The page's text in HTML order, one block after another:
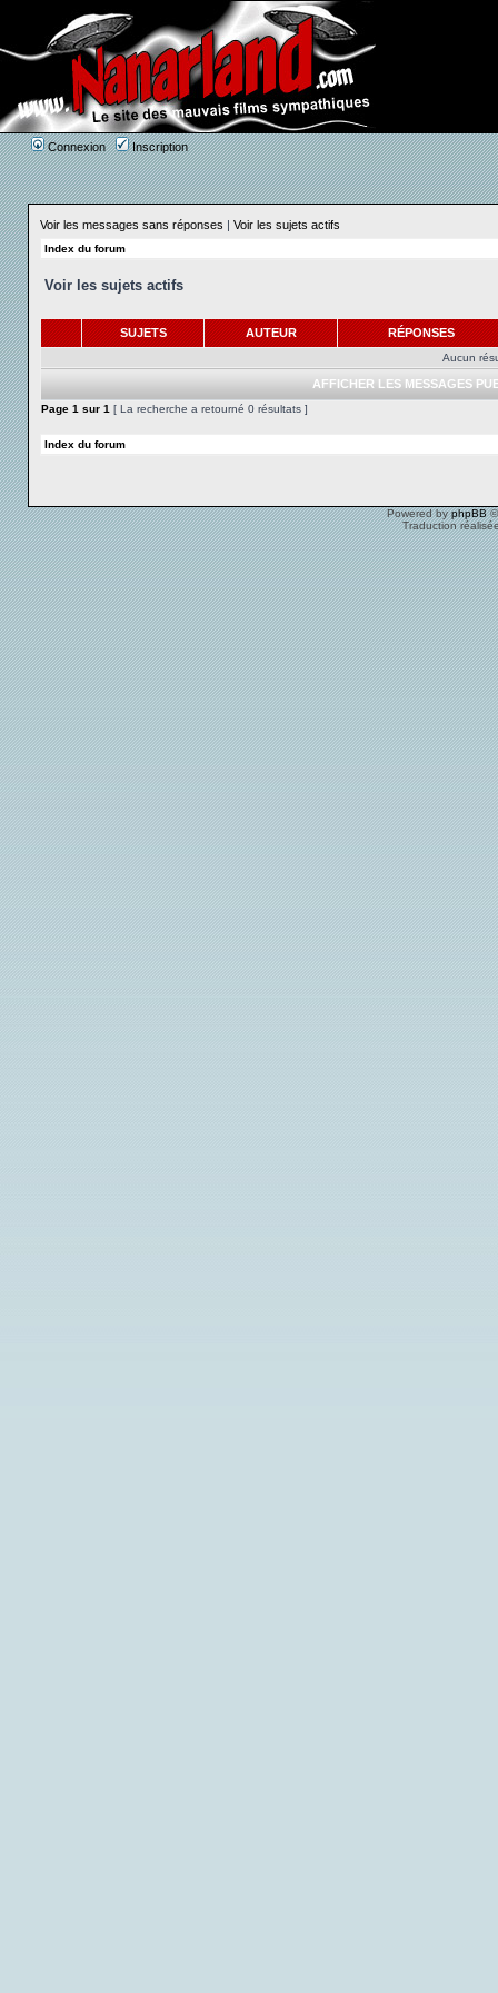
Connexion Inscription
Voir les messages sans réponses | Voir les sujets actifs
Index du forum
Voir les sujets actifs
SUJETS AUTEUR RÉPONSES
Aucun
AFFICHER LES MESSAGES
Page 1 sur 1 [ La recherche a retourné 0 résultats ]
Index du forum
Powered byphpBB©
Traduction